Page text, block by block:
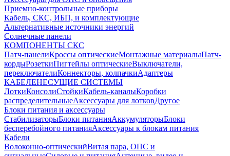
Приемно-контрольные приборы
Кабель, СКС, ИБП, и комплектующие
Альтернативные источники энергий
Солнечные панели
КОМПОНЕНТЫ СКС
Патч-панелиКроссы оптическиеМонтажные материалыПатч-
кордыРозеткиПигтейлы оптическиеВыключатели,
переключателиКоннекторы, колпачкиАдаптеры
КАБЕЛЕНЕСУЩИЕ СИСТЕМЫ
ЛоткиКонсолиСтойкиКабель-каналыКоробки
распределительныеАксессуары для лотковДругое
Блоки питания и аксессуары
СтабилизаторыБлоки питанияАккумуляторыБлоки
бесперебойного питанияАксессуары к блокам питания
Кабели
Волоконно-оптическийВитая пара, ОПС и